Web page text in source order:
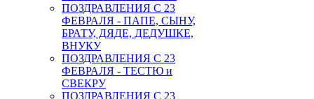
ПОЗДРАВЛЕНИЯ С 23
ФЕВРАЛЯ - ПАПЕ, СЫНУ,
БРАТУ, ДЯДЕ, ДЕДУШКЕ,
ВНУКУ
ПОЗДРАВЛЕНИЯ С 23
ФЕВРАЛЯ - ТЕСТЮ и
СВЕКРУ
ПОЗДРАВЛЕНИЯ С 23